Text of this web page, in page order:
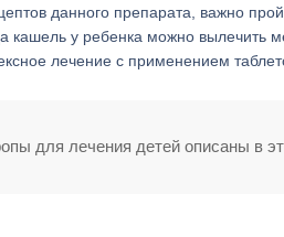
данного препарата, важно
кашель у ребенка можно
лечение с применением
для лечения детей описаны в